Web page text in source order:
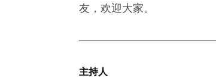
友，欢迎大家。
主持人